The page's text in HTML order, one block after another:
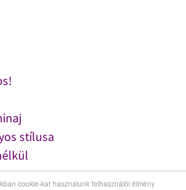
cookie-kat használunk felhasználói élmény
stílusa